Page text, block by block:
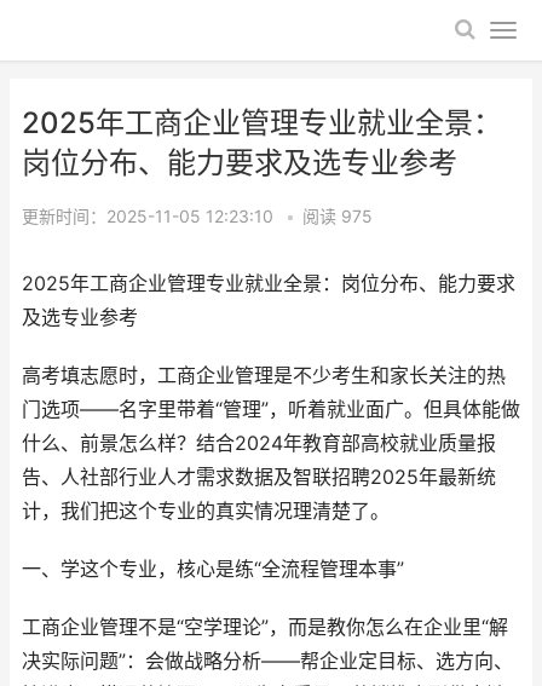
2025年工商企业管理专业就业全景：
岗位分布、能力要求及选专业参考
更新时间：2025-11-05 12:23:10 • 阅读 975
2025年工商企业管理专业就业全景：岗位分布、能力要求
及选专业参考
高考填志愿时，工商企业管理是不少考生和家长关注的热
门选项——名字里带着“管理”，听着就业面广。但具体能做
什么、前景怎么样？结合2024年教育部高校就业质量报
告、人社部行业人才需求数据及智联招聘2025年最新统
计，我们把这个专业的真实情况理清楚了。
一、学这个专业，核心是练“全流程管理本事”
工商企业管理不是“空学理论”，而是教你怎么在企业里“解
决实际问题”：会做战略分析——帮企业定目标、选方向、